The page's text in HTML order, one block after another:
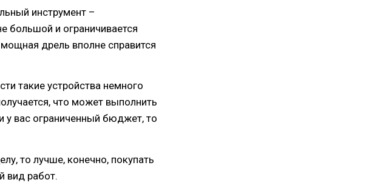
инструмент –
большой и ограничивается
дрель вполне справится
такие устройства немного
что может выполнить
у вас ограниченный бюджет, то
то лучше, конечно, покупать
вид работ.